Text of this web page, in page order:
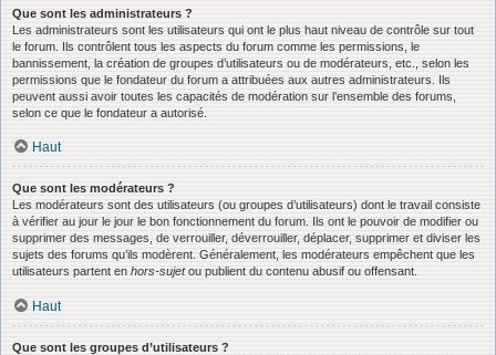
Que sont les administrateurs ?
Les administrateurs sont les utilisateurs qui ont le plus haut niveau de contrôle sur tout
le forum. Ils contrôlent tous les aspects du forum comme les permissions, le
bannissement, la création de groupes d’utilisateurs ou de modérateurs, etc., selon les
permissions que le fondateur du forum a attribuées aux autres administrateurs. Ils
peuvent aussi avoir toutes les capacités de modération sur l’ensemble des forums,
selon ce que le fondateur a autorisé.
Haut
Que sont les modérateurs ?
Les modérateurs sont des utilisateurs (ou groupes d’utilisateurs) dont le travail consiste
à vérifier au jour le jour le bon fonctionnement du forum. Ils ont le pouvoir de modifier ou
supprimer des messages, de verrouiller, déverrouiller, déplacer, supprimer et diviser les
sujets des forums qu’ils modèrent. Généralement, les modérateurs empêchent que les
utilisateurs partent en hors-sujetou publient du contenu abusif ou offensant.
Haut
Que sont les groupes d’utilisateurs ?